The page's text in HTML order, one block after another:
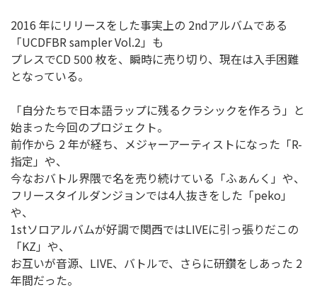
2016 年にリリースをした事実上の 2ndアルバムである
「UCDFBR sampler Vol.2」も
プレスでCD 500 枚を、瞬時に売り切り、現在は入手困難
となっている。
「自分たちで日本語ラップに残るクラシックを作ろう」と
始まった今回のプロジェクト。
前作から 2 年が経ち、メジャーアーティストになった「R-
指定」や、
今なおバトル界隈で名を売り続けている「ふぁんく」や、
フリースタイルダンジョンでは4人抜きをした「peko」
や、
1stソロアルバムが好調で関西ではLIVEに引っ張りだこの
「KZ」や、
お互いが音源、LIVE、バトルで、さらに研鑽をしあった 2
年間だった。